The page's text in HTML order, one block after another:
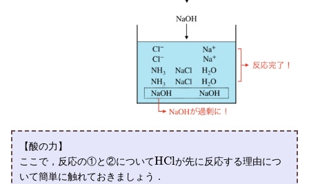
【酸の力】
ここで，反応の①と②についてHClが先に反応する理由につ
いて簡単に触れておきましょう．